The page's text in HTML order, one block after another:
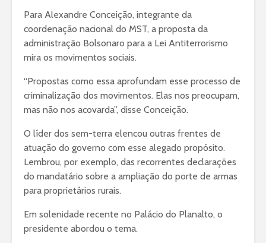
Para Alexandre Conceição, integrante da
coordenação nacional do MST, a proposta da
administração Bolsonaro para a Lei Antiterrorismo
mira os movimentos sociais.
“Propostas como essa aprofundam esse processo de
criminalização dos movimentos. Elas nos preocupam,
mas não nos acovarda”, disse Conceição.
O líder dos sem-terra elencou outras frentes de
atuação do governo com esse alegado propósito.
Lembrou, por exemplo, das recorrentes declarações
do mandatário sobre a ampliação do porte de armas
para proprietários rurais.
Em solenidade recente no Palácio do Planalto, o
presidente abordou o tema.